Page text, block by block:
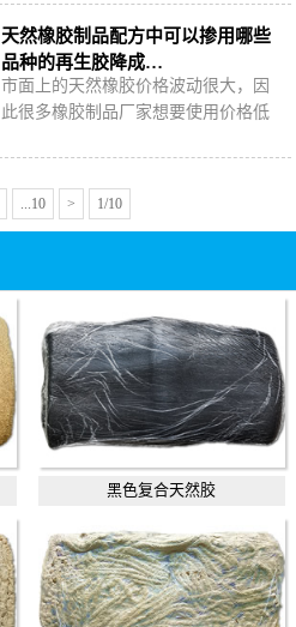
原料可与天然橡胶并用生产自行车脚
踏套胶？
天然橡胶制品配方中可以掺用哪些
品种的再生胶降成…
市面上的天然橡胶价格波动很大，因
此很多橡胶制品厂家想要使用价格低
胶，成本更容易控制。
...10 > 1/10
黑色复合天然胶